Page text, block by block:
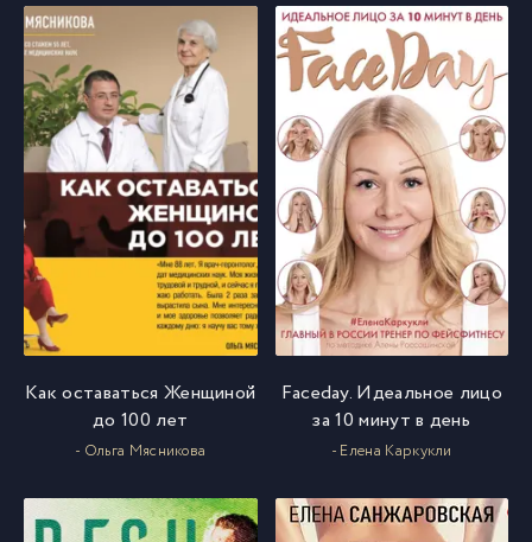
Как оставаться Женщиной
до 100 лет
- Ольга Мясникова
Faceday. Идеальное лицо
за 10 минут в день
- Елена Каркукли